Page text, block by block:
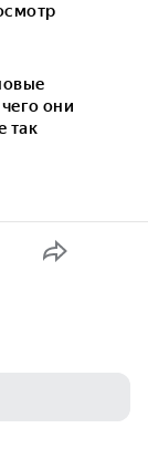
они
так